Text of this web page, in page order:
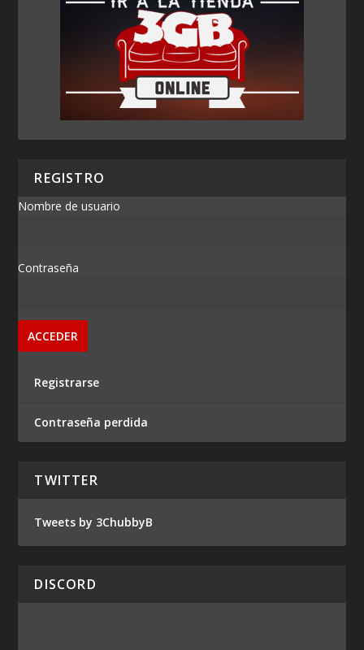
REGISTRO
Nombre de usuario
Contraseña
Registrarse
Contraseña perdida
TWITTER
Tweets by 3ChubbyB
DISCORD